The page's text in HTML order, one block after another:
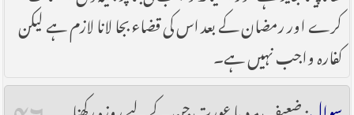
کرے اور رمضان کے بعد اس کی قضاء بجا لانا لازم ہے لیکن
کفارہ واجب نہیں ہے۔